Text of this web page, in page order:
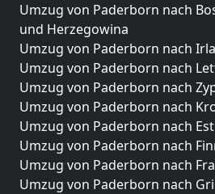
Umzug von Paderborn nach
und Herzegowina
Umzug von Paderborn nach
Umzug von Paderborn nach
Umzug von Paderborn nach
Umzug von Paderborn nach
Umzug von Paderborn nach
Umzug von Paderborn nach
Umzug von Paderborn nach
Umzug von Paderborn nach